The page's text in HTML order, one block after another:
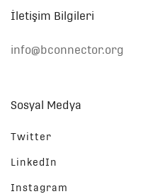
İletişim Bilgileri
info@bconnector.org
Sosyal Medya
Twitter
LinkedIn
Instagram